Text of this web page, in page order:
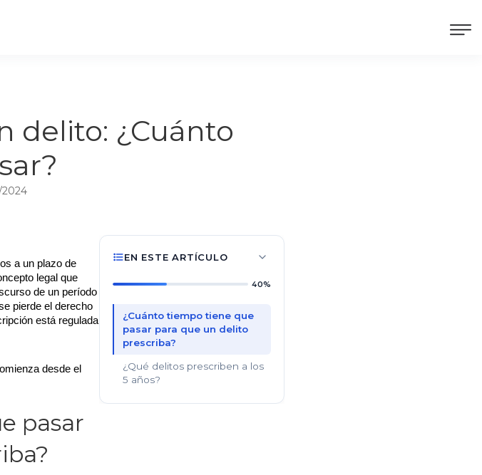
delito: ¿Cuánto
2024
a un plazo de
legal que
de un período
pierde el derecho
está regulada
desde el
pasar
EN ESTE ARTÍCULO
40%
¿Cuánto tiempo tiene que
pasar para que un delito
prescriba?
¿Qué delitos prescriben a los
5 años?